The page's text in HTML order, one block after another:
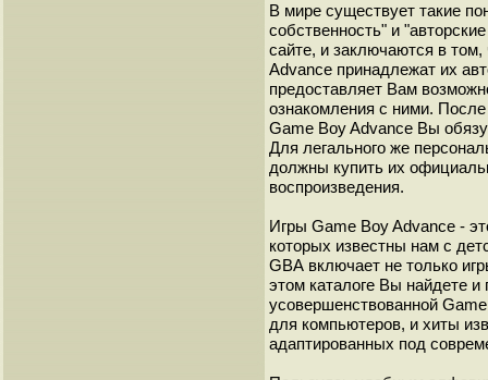
В мире существует такие
собственность" и
сайте, и заключаются в
Advance принадлежат их
предоставляет Вам
ознакомления с ними.
Game Boy Advance Вы
Для легального же
должны купить их
воспроизведения.
Игры Game Boy Advance -
которых известны нам с
GВА включает не только
этом каталоге Вы найдете
усовершенствованной
для компьютеров, и хиты
адаптированных под